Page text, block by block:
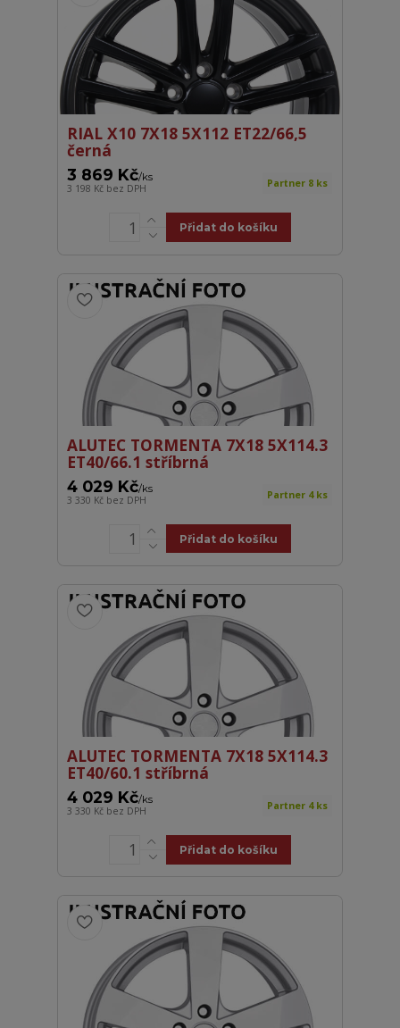
RIAL X10 7X18 5X112 ET22/66,5
černá
3 869 Kč/ks
3 198 Kč bez DPH Partner 8 ks
Přidat do košíku
ALUTEC TORMENTA 7X18 5X114.3
ET40/66.1 stříbrná
4 029 Kč/ks
3 330 Kč bez DPH Partner 4 ks
Přidat do košíku
ALUTEC TORMENTA 7X18 5X114.3
ET40/60.1 stříbrná
4 029 Kč/ks
3 330 Kč bez DPH Partner 4 ks
Přidat do košíku